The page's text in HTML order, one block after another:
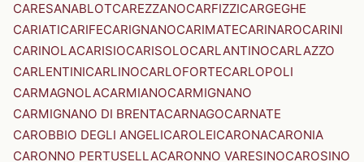
CARESANABLOTCAREZZANOCARFIZZICARGEGHE
CARIATICARIFECARIGNANOCARIMATECARINAROCARINI
CARINOLACARISIOCARISOLOCARLANTINOCARLAZZO
CARLENTINICARLINOCARLOFORTECARLOPOLI
CARMAGNOLACARMIANOCARMIGNANO
CARMIGNANO DI BRENTACARNAGOCARNATE
CAROBBIO DEGLI ANGELICAROLEICARONACARONIA
CARONNO PERTUSELLACARONNO VARESINOCAROSINO